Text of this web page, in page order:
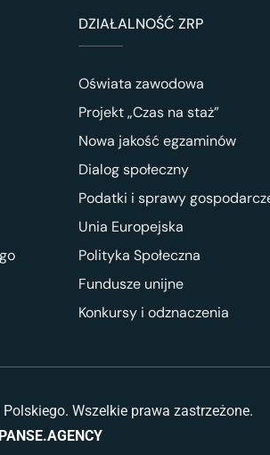
DZIAŁALNOŚĆ ZRP
Oświata zawodowa
Projekt „Czas na staż”
Nowa jakość egzaminów
Dialog społeczny
Podatki i sprawy
Unia Europejska
Polityka Społeczna
Fundusze unijne
Konkursy i odznaczenia
Wszelkie prawa zastrzeżone.